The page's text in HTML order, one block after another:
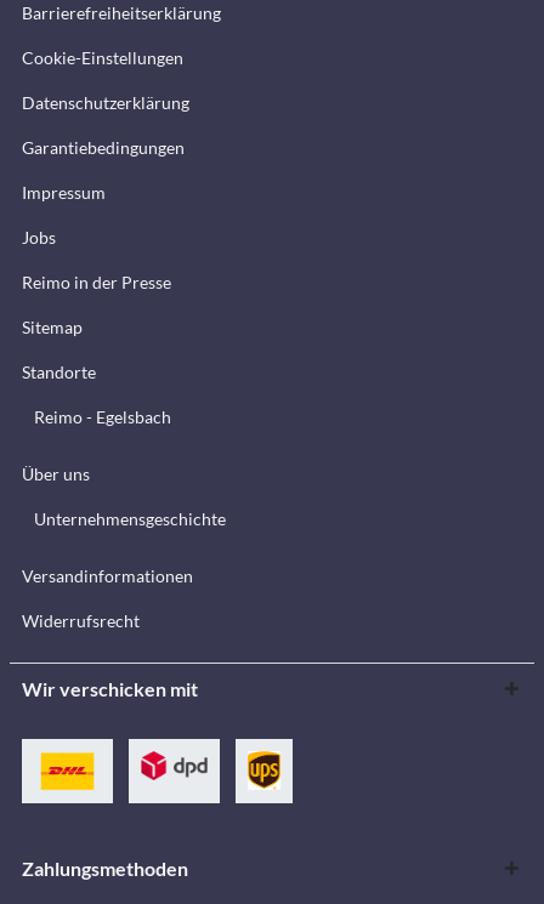
Barrierefreiheitserklärung
Cookie-Einstellungen
Datenschutzerklärung
Garantiebedingungen
Impressum
Jobs
Reimo in der Presse
Sitemap
Standorte
Reimo - Egelsbach
Über uns
Unternehmensgeschichte
Versandinformationen
Widerrufsrecht
Wir verschicken mit
Zahlungsmethoden